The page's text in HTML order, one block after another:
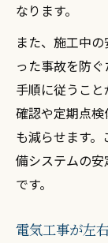
なります。
また、施工中
った事故を防
手順に従うこ
確認や定期点
も減らせます
備システムの
です。
電気工事が左